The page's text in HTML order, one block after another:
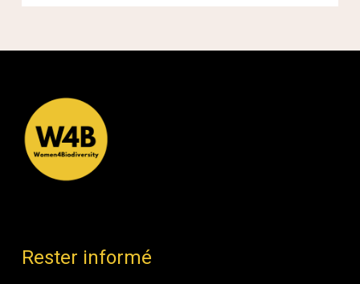
Rester informé